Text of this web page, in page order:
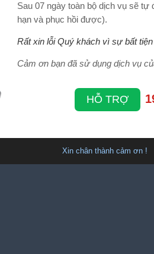
Sau 07 ngày toàn bộ dịch vụ sẽ tự
hạn và phục hồi được).
Rất xin lỗi Quý khách vì sự bất tiện
Cảm ơn bạn đã sử dụng dịch vụ
HỖ TRỢ
Xin chân thành cảm ơn !